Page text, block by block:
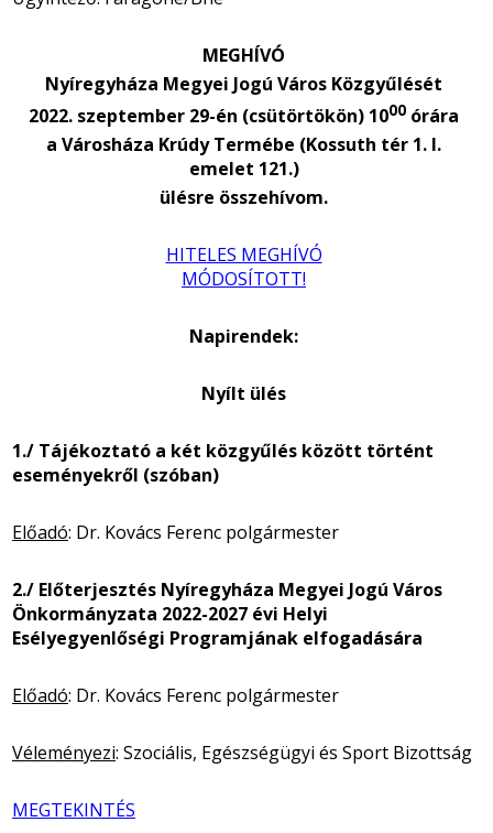
MEGHÍVÓ
Nyíregyháza Megyei Jogú Város Közgyűlését
2022. szeptember 29-én (csütörtökön) 1000 órára
a Városháza Krúdy Termébe (Kossuth tér 1. I.
emelet 121.)
ülésre összehívom.
HITELES MEGHÍVÓ
MÓDOSÍTOTT!
Napirendek:
Nyílt ülés
1./ Tájékoztató a két közgyűlés között történt
eseményekről (szóban)
Előadó: Dr. Kovács Ferenc polgármester
2./ Előterjesztés Nyíregyháza Megyei Jogú Város
Önkormányzata 2022-2027 évi Helyi
Esélyegyenlőségi Programjának elfogadására
Előadó: Dr. Kovács Ferenc polgármester
Véleményezi: Szociális, Egészségügyi és Sport Bizottság
MEGTEKINTÉS